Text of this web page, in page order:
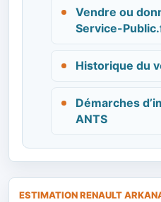
Vendre ou
Service-
Historique du
Démarches
ANTS
ESTIMATION RENAULT